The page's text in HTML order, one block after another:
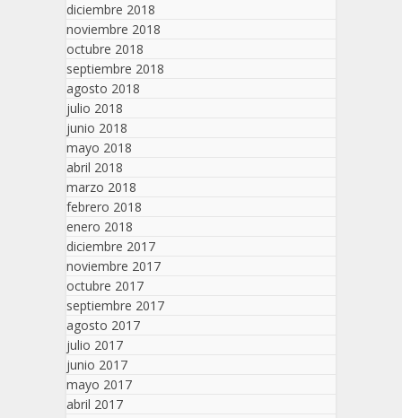
diciembre 2018
noviembre 2018
octubre 2018
septiembre 2018
agosto 2018
julio 2018
junio 2018
mayo 2018
abril 2018
marzo 2018
febrero 2018
enero 2018
diciembre 2017
noviembre 2017
octubre 2017
septiembre 2017
agosto 2017
julio 2017
junio 2017
mayo 2017
abril 2017